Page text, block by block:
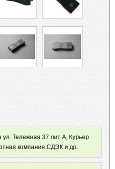
Тележная 37 лит А, Курьер
компания СДЭК и др.